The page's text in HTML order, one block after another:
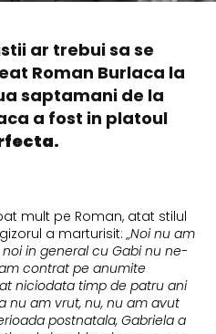
ar trebui sa se
Roman Burlaca la
saptamani de la
a fost in platoul
mult pe Roman, atat stilul
a marturisit: „Noi nu am
in general cu Gabi nu ne-
contrat pe anumite
niciodata timp de patru ani
nu am vrut, nu, nu am avut
postnatala, Gabriela a